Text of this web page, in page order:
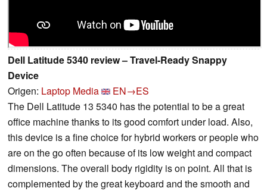
Dell Latitude 5340 review – Travel-Ready Snappy
Device
Origen: Laptop Media
EN→ES
The Dell Latitude 13 5340 has the potential to be a great
office machine thanks to its good comfort under load. Also,
this device is a fine choice for hybrid workers or people who
are on the go often because of its low weight and compact
dimensions. The overall body rigidity is on point. All that is
complemented by the great keyboard and the smooth and